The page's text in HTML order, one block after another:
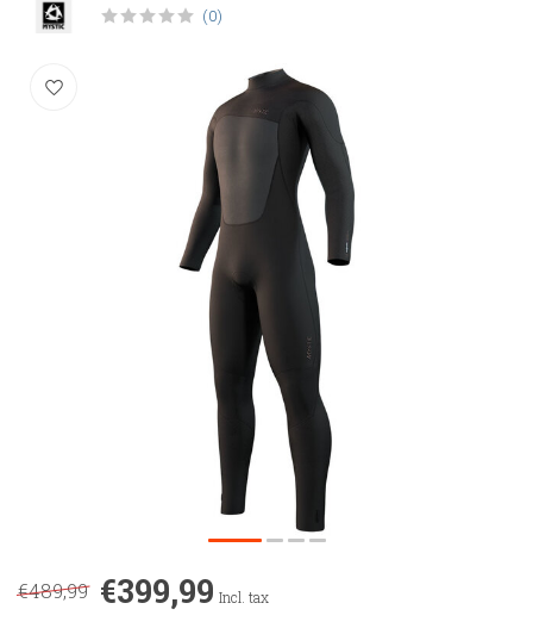
(0)
€489,99 €399,99 Incl. tax